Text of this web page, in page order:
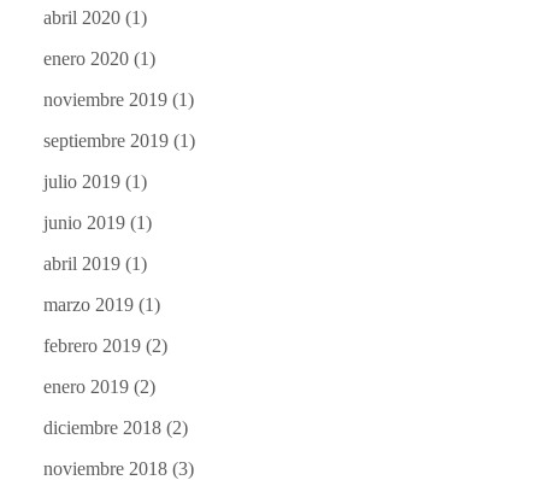
abril 2020 (1)
enero 2020 (1)
noviembre 2019 (1)
septiembre 2019 (1)
julio 2019 (1)
junio 2019 (1)
abril 2019 (1)
marzo 2019 (1)
febrero 2019 (2)
enero 2019 (2)
diciembre 2018 (2)
noviembre 2018 (3)